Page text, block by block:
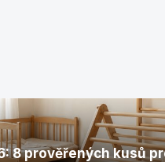
8 prověřených kusů